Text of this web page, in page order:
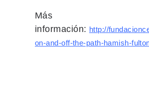
Más
información: http://
on-and-off-the-path-hamish-